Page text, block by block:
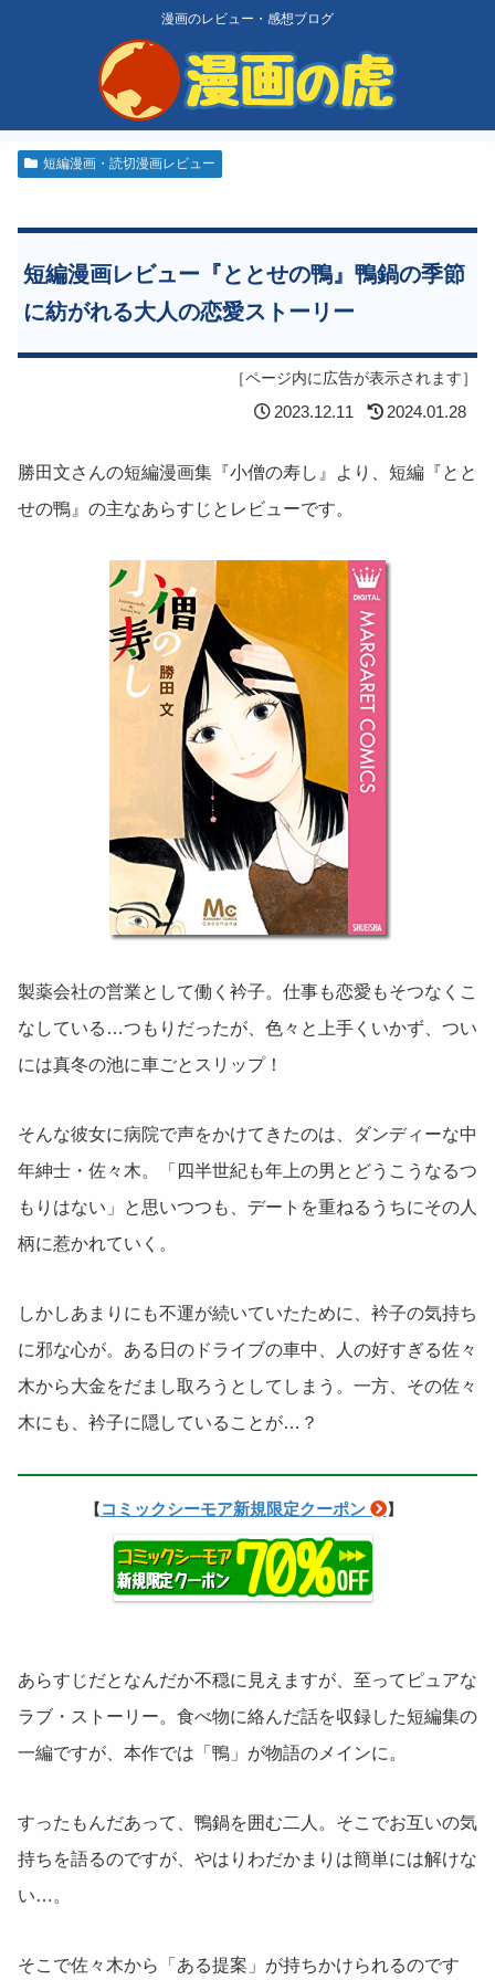
漫画のレビュー・感想ブログ
短編漫画・読切漫画レビュー
短編漫画レビュー『ととせの鴨』鴨鍋の季節
に紡がれる大人の恋愛ストーリー
［ページ内に広告が表示されます］
2023.12.11 2024.01.28
勝田文さんの短編漫画集『小僧の寿し』より、短編『とと
せの鴨』の主なあらすじとレビューです。
製薬会社の営業として働く衿子。仕事も恋愛もそつなくこ
なしている…つもりだったが、色々と上手くいかず、つい
には真冬の池に車ごとスリップ！
そんな彼女に病院で声をかけてきたのは、ダンディーな中
年紳士・佐々木。「四半世紀も年上の男とどうこうなるつ
もりはない」と思いつつも、デートを重ねるうちにその人
柄に惹かれていく。
しかしあまりにも不運が続いていたために、衿子の気持ち
に邪な心が。ある日のドライブの車中、人の好すぎる佐々
木から大金をだまし取ろうとしてしまう。一方、その佐々
木にも、衿子に隠していることが…？
【 コミックシーモア新規限定クーポン 】
あらすじだとなんだか不穏に見えますが、至ってピュアな
ラブ・ストーリー。食べ物に絡んだ話を収録した短編集の
一編ですが、本作では「鴨」が物語のメインに。
すったもんだあって、鴨鍋を囲む二人。そこでお互いの気
持ちを語るのですが、やはりわだかまりは簡単には解けな
い…。
そこで佐々木から「ある提案」が持ちかけられるのです